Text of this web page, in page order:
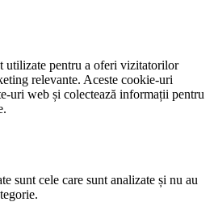
utilizate pentru a oferi vizitatorilor
relevante. Aceste cookie-uri
uri web și colectează informații pentru
sunt cele care sunt analizate și nu au